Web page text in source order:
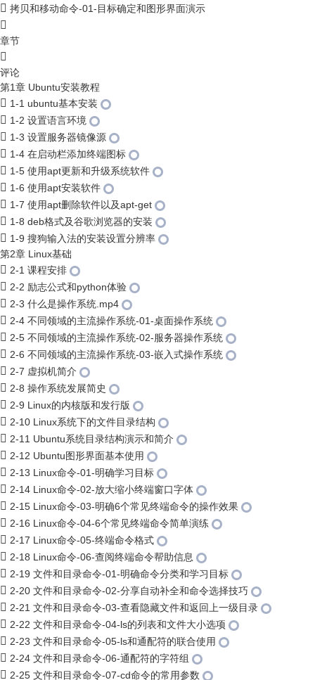
拷贝和移动命令-01-目标确定和图形界面演示
章节
评论
第1章 Ubuntu安装教程
1-1 ubuntu基本安装
1-2 设置语言环境
1-3 设置服务器镜像源
1-4 在启动栏添加终端图标
1-5 使用apt更新和升级系统软件
1-6 使用apt安装软件
1-7 使用apt删除软件以及apt-get
1-8 deb格式及谷歌浏览器的安装
1-9 搜狗输入法的安装设置分辨率
第2章 Linux基础
2-1 课程安排
2-2 励志公式和python体验
2-3 什么是操作系统.mp4
2-4 不同领域的主流操作系统-01-桌面操作系统
2-5 不同领域的主流操作系统-02-服务器操作系统
2-6 不同领域的主流操作系统-03-嵌入式操作系统
2-7 虚拟机简介
2-8 操作系统发展简史
2-9 Linux的内核版和发行版
2-10 Linux系统下的文件目录结构
2-11 Ubuntu系统目录结构演示和简介
2-12 Ubuntu图形界面基本使用
2-13 Linux命令-01-明确学习目标
2-14 Linux命令-02-放大缩小终端窗口字体
2-15 Linux命令-03-明确6个常见终端命令的操作效果
2-16 Linux命令-04-6个常见终端命令简单演练
2-17 Linux命令-05-终端命令格式
2-18 Linux命令-06-查阅终端命令帮助信息
2-19 文件和目录命令-01-明确命令分类和学习目标
2-20 文件和目录命令-02-分享自动补全和命令选择技巧
2-21 文件和目录命令-03-查看隐藏文件和返回上一级目录
2-22 文件和目录命令-04-ls的列表和文件大小选项
2-23 文件和目录命令-05-ls和通配符的联合使用
2-24 文件和目录命令-06-通配符的字符组
2-25 文件和目录命令-07-cd命令的常用参数